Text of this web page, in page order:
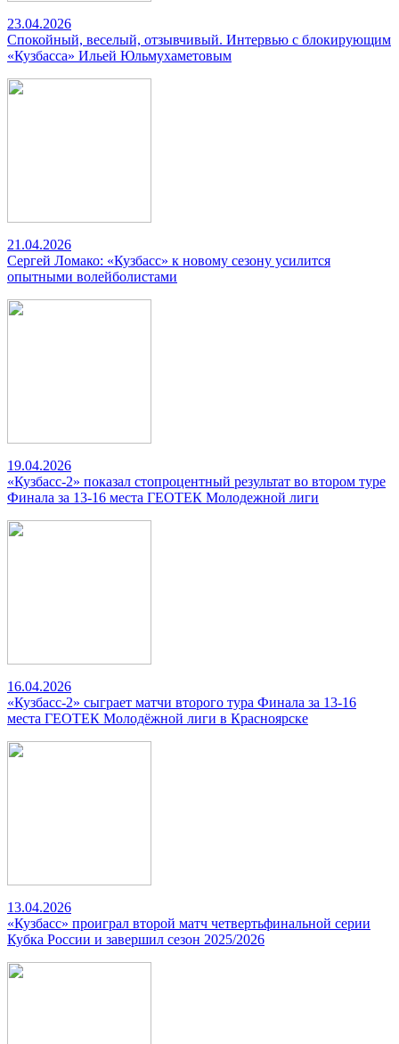
23.04.2026
Спокойный, веселый, отзывчивый. Интервью с блокирующим
«Кузбасса» Ильей Юльмухаметовым
21.04.2026
Сергей Ломако: «Кузбасс» к новому сезону усилится
опытными волейболистами
19.04.2026
«Кузбасс-2» показал стопроцентный результат во втором туре
Финала за 13-16 места ГЕОТЕК Молодежной лиги
16.04.2026
«Кузбасс-2» сыграет матчи второго тура Финала за 13-16
места ГЕОТЕК Молодёжной лиги в Красноярске
13.04.2026
«Кузбасс» проиграл второй матч четвертьфинальной серии
Кубка России и завершил сезон 2025/2026